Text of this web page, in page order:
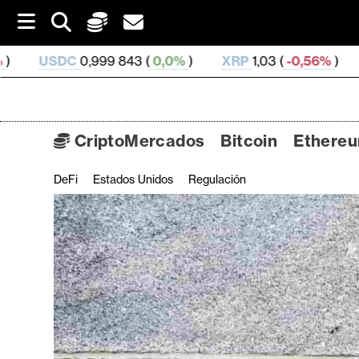
i
p
t
( 0,0%) XRP1,03 (-0,56% SOL 73,81 (1,3%
C
r
i
p
t
o
M
e
CriptoMercados Bitcoin
DeFi Estados Unidos Regulación